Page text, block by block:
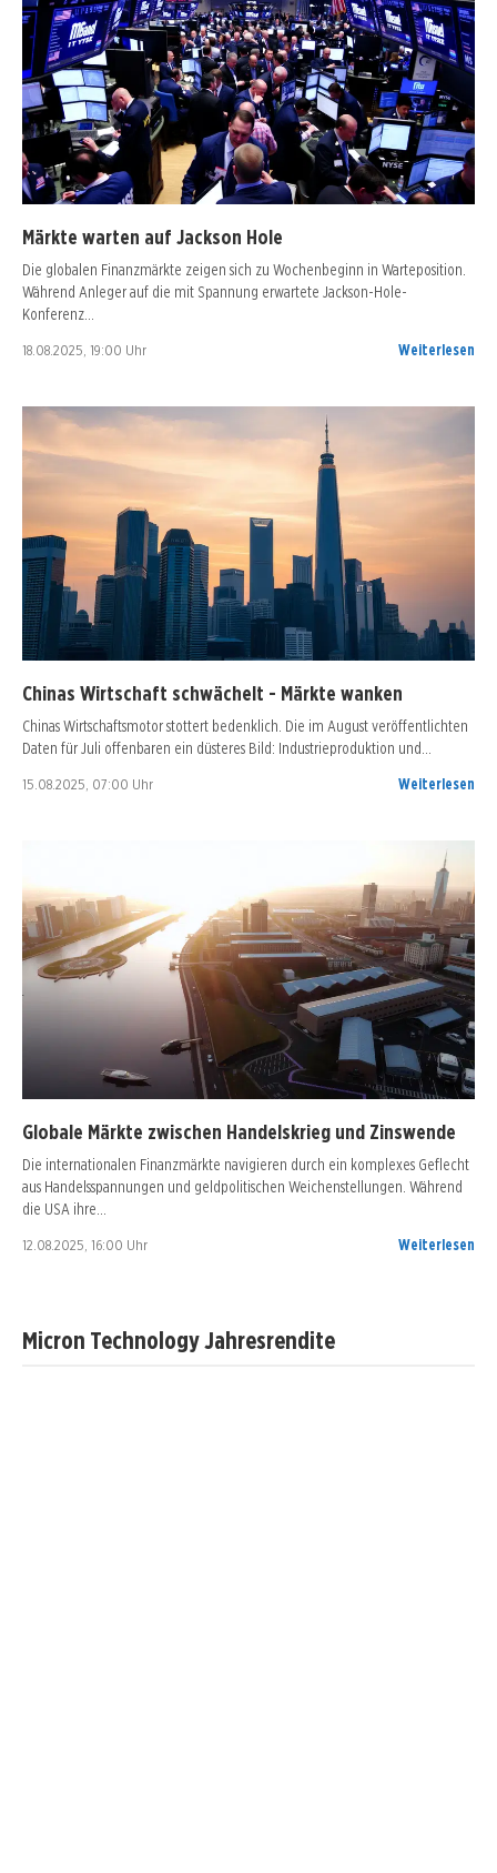
Märkte warten auf Jackson Hole
Die globalen Finanzmärkte zeigen sich zu Wochenbeginn in Warteposition.
Während Anleger auf die mit Spannung erwartete Jackson-Hole-
Konferenz…
18.08.2025, 19:00 Uhr Weiterlesen
Chinas Wirtschaft schwächelt - Märkte wanken
Chinas Wirtschaftsmotor stottert bedenklich. Die im August veröffentlichten
Daten für Juli offenbaren ein düsteres Bild: Industrieproduktion und…
15.08.2025, 07:00 Uhr Weiterlesen
Globale Märkte zwischen Handelskrieg und Zinswende
Die internationalen Finanzmärkte navigieren durch ein komplexes Geflecht
aus Handelsspannungen und geldpolitischen Weichenstellungen. Während
die USA ihre…
12.08.2025, 16:00 Uhr Weiterlesen
Micron Technology Jahresrendite